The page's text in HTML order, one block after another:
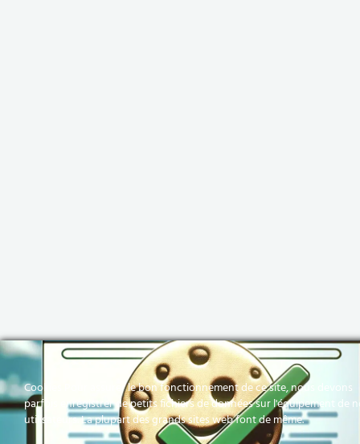
Cookies Pour assurer le bon fonctionnement de ce site, nous devons
parfois enregistrer de petits fichiers de données sur l'équipement de
utilisateurs. La plupart des grands sites web font de même.